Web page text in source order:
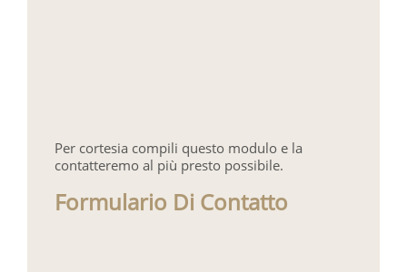
Per cortesia compili questo modulo e la
contatteremo al più presto possibile.
Formulario Di Contatto